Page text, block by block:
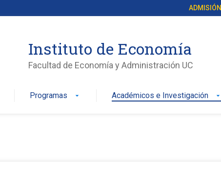
ADMISIÓN
Instituto de Economía
Facultad de Economía y Administración UC
Programas arrow_drop_down Académicos e Investigación arrow_drop_down